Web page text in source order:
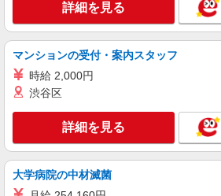
詳細を見る
マンションの受付・案内スタッフ
時給 2,000円
渋谷区
詳細を見る
大学病院の中材滅菌